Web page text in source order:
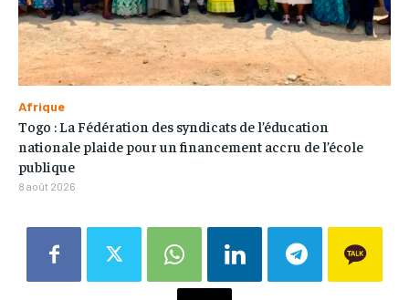
Afrique
Togo : La Fédération des syndicats de l’éducation
nationale plaide pour un financement accru de l’école
publique
8 août 2026